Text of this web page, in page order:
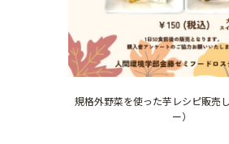
規格外野菜を使った芋レシピ販売
ー）